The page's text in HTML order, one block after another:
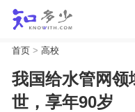
首页> 高校
我国给水管网领
世，享年90岁